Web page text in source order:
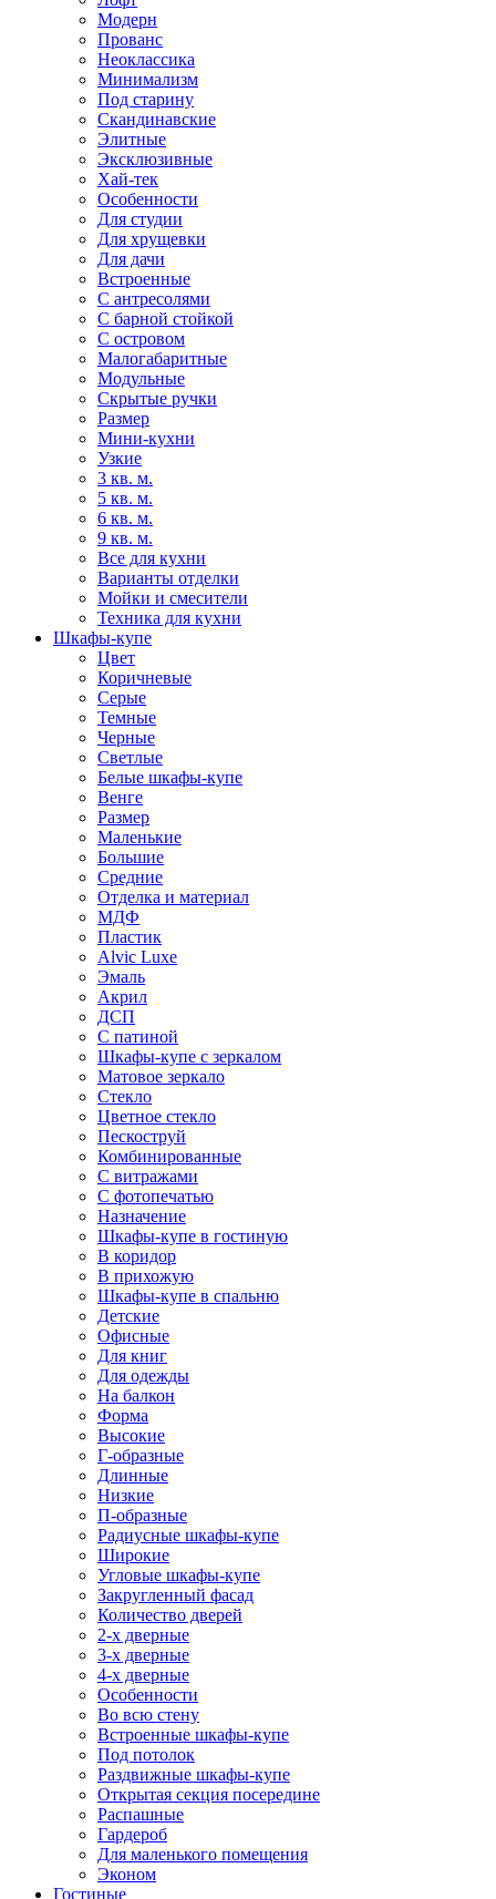
Модерн
Прованс
Неоклассика
Минимализм
Под старину
Скандинавские
Элитные
Эксклюзивные
Хай-тек
Особенности
Для студии
Для хрущевки
Для дачи
Встроенные
С антресолями
С барной стойкой
С островом
Малогабаритные
Модульные
Скрытые ручки
Размер
Мини-кухни
Узкие
3 кв. м.
5 кв. м.
6 кв. м.
9 кв. м.
Все для кухни
Варианты отделки
Мойки и смесители
Техника для кухни
Шкафы-купе
Цвет
Коричневые
Серые
Темные
Черные
Светлые
Белые шкафы-купе
Венге
Размер
Маленькие
Большие
Средние
Отделка и материал
МДФ
Пластик
Alvic Luxe
Эмаль
Акрил
ДСП
С патиной
Шкафы-купе с зеркалом
Матовое зеркало
Стекло
Цветное стекло
Пескоструй
Комбинированные
С витражами
С фотопечатью
Назначение
Шкафы-купе в гостиную
В коридор
В прихожую
Шкафы-купе в спальню
Детские
Офисные
Для книг
Для одежды
На балкон
Форма
Высокие
Г-образные
Длинные
Низкие
П-образные
Радиусные шкафы-купе
Широкие
Угловые шкафы-купе
Закругленный фасад
Количество дверей
2-х дверные
3-х дверные
4-х дверные
Особенности
Во всю стену
Встроенные шкафы-купе
Под потолок
Раздвижные шкафы-купе
Открытая секция посередине
Распашные
Гардероб
Для маленького помещения
Эконом
Гостиные